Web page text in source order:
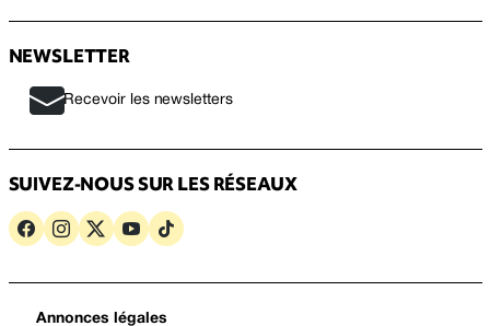
NEWSLETTER
Recevoir les newsletters
SUIVEZ-NOUS SUR LES RÉSEAUX
Annonces légales